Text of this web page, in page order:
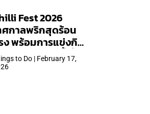
Fest 2026
ศกาลพริกสุดร้อน
ง พร้อมการแข่งกิน
ก จัด 28 มี.ค.นี้ ที่โรง
มคิมป์ตัน มาลัยฯ
to Do | February 17,